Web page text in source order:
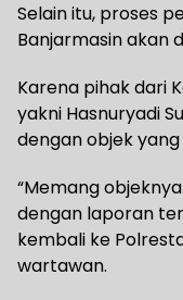
Selain itu, proses
Banjarmasin akan
Karena pihak dari
yakni Hasnuryadi
dengan objek yang
“Memang
dengan laporan
kembali ke
wartawan.